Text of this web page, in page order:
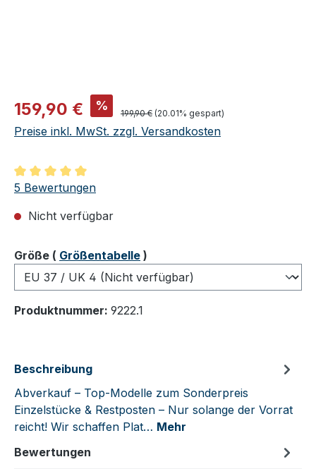
Verkaufspreis:
159,90 € % Regulärer Preis:
199,90 € (20.01% gespart)
Preise inkl. MwSt. zzgl. Versandkosten
Durchschnittliche Bewertung von 5 von 5 Sternen
5 Bewertungen
Nicht verfügbar
Größeauswählen
( Größentabelle )
Produktnummer: 9222.1
Beschreibung
Abverkauf – Top-Modelle zum Sonderpreis
Einzelstücke & Restposten – Nur solange der Vorrat
reicht! Wir schaffen Plat… Mehr
Bewertungen